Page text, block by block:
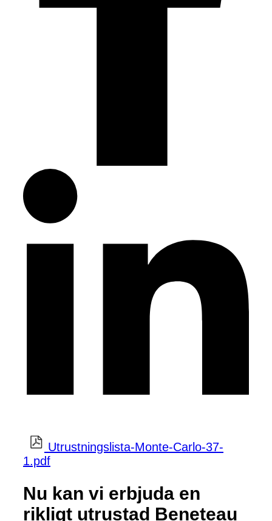
Utrustningslista-Monte-Carlo-37-
1.pdf
Nu kan vi erbjuda en
rikligt utrustad Beneteau